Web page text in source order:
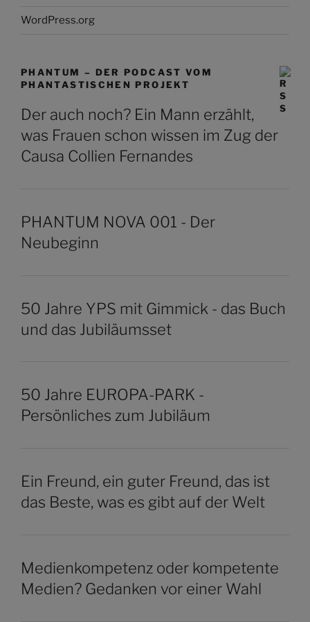
WordPress.org
PHANTUM – DER PODCAST VOM
PHANTASTISCHEN PROJEKT
Der auch noch? Ein Mann erzählt,
was Frauen schon wissen im Zug der
Causa Collien Fernandes
PHANTUM NOVA 001 - Der
Neubeginn
50 Jahre YPS mit Gimmick - das Buch
und das Jubiläumsset
50 Jahre EUROPA-PARK -
Persönliches zum Jubiläum
Ein Freund, ein guter Freund, das ist
das Beste, was es gibt auf der Welt
Medienkompetenz oder kompetente
Medien? Gedanken vor einer Wahl